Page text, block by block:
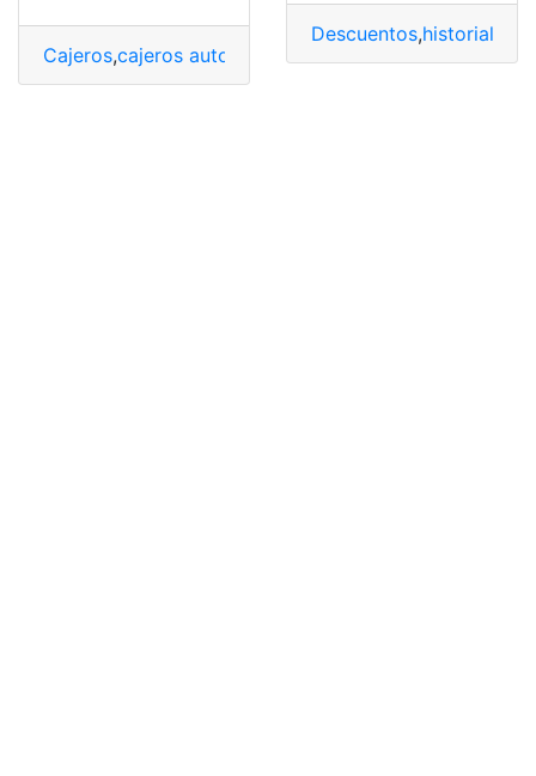
Cajeros,cajeros automáticos
Descuentos,historial